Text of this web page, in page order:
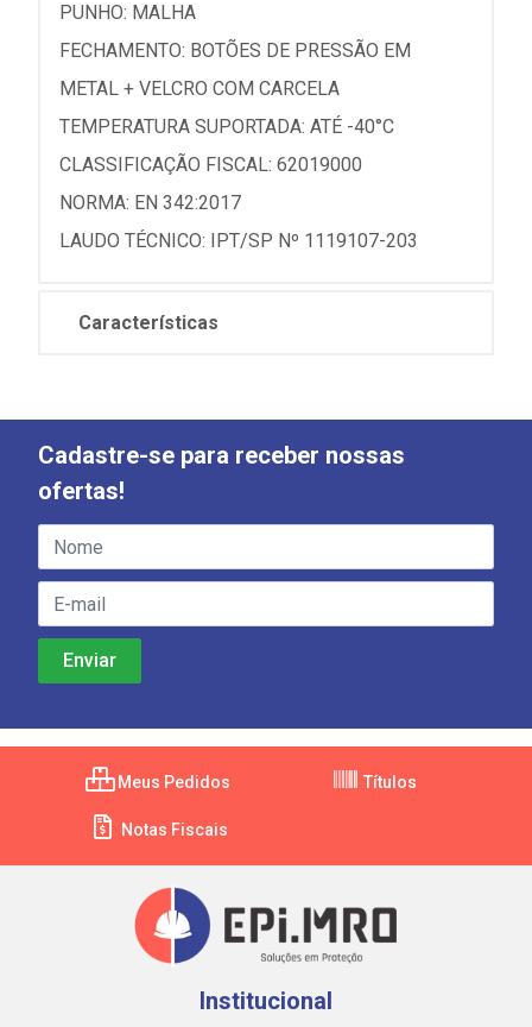
PUNHO: MALHA
FECHAMENTO: BOTÕES DE PRESSÃO EM
METAL + VELCRO COM CARCELA
TEMPERATURA SUPORTADA: ATÉ -40°C
CLASSIFICAÇÃO FISCAL: 62019000
NORMA: EN 342:2017
LAUDO TÉCNICO: IPT/SP Nº 1119107-203
Características
Cadastre-se para receber nossas
ofertas!
Meus Pedidos Títulos
Notas Fiscais
Institucional